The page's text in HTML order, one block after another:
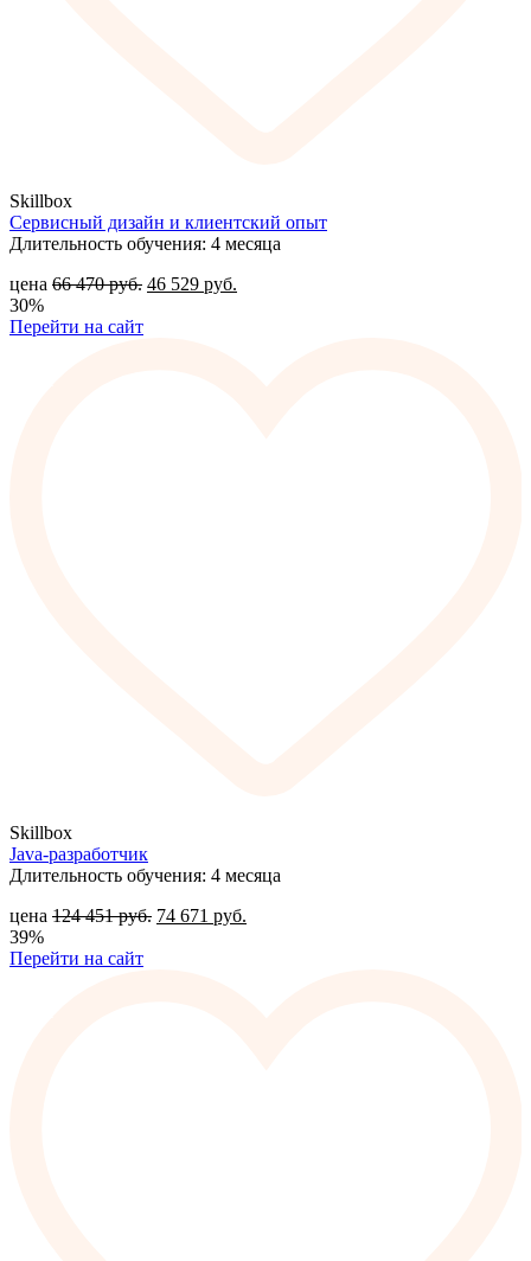
Skillbox
Сервисный дизайн и клиентский опыт
Длительность обучения: 4 месяца
цена 66 470руб. 46 529 руб.
30%
Перейти на сайт
Skillbox
Java-разработчик
Длительность обучения: 4 месяца
цена 124 451руб. 74 671 руб.
39%
Перейти на сайт